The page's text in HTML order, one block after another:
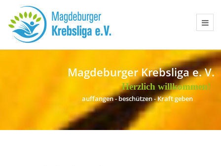
Magdeburger Krebsliga e. V.
Herzlich willkommen!
auffangen-beschützen-Kraftgeben